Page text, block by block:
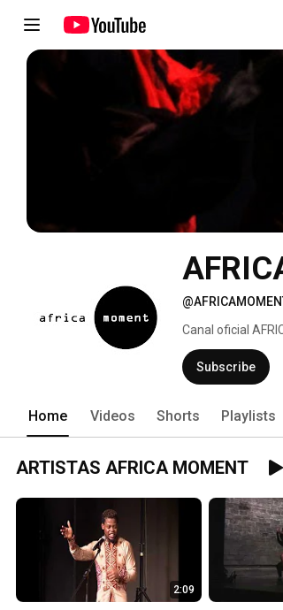
Canal oficial
Subscribe
Home Videos Shorts Playlists
ARTISTAS AFRICA MOMENT
2:09